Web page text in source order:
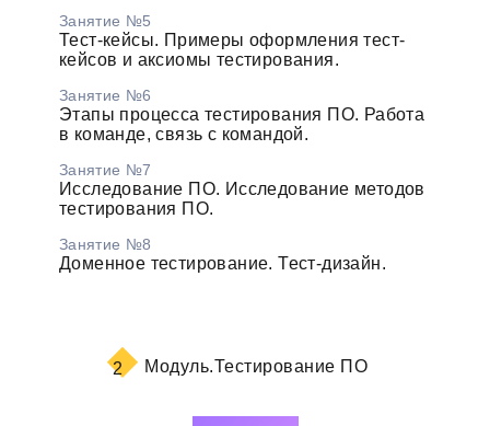
Занятие №5
Тест-кейсы. Примеры оформления тест-
кейсов и аксиомы тестирования.
Занятие №6
Этапы процесса тестирования ПО. Работа
в команде, связь с командой.
Занятие №7
Исследование ПО. Исследование методов
тестирования ПО.
Занятие №8
Доменное тестирование. Тест-дизайн.
2 Модуль.Тестирование ПО